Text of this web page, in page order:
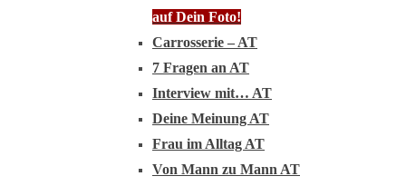
auf Dein Foto!
Carrosserie – AT
7 Fragen an AT
Interview mit… AT
Deine Meinung AT
Frau im Alltag AT
Von Mann zu Mann AT